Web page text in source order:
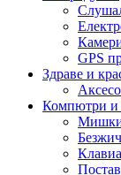
GPS
Здраве и
Компютри и